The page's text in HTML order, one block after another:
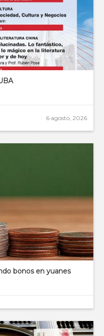
6 agosto, 2026
bonos en yuanes